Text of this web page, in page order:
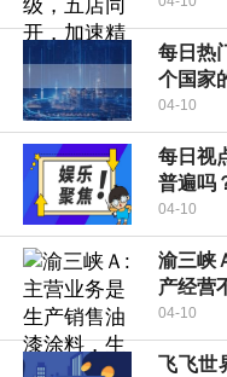
每日热
个国家
04-10
每日视
普遍吗
04-10
渝三峡
产经营
04-10
飞飞世